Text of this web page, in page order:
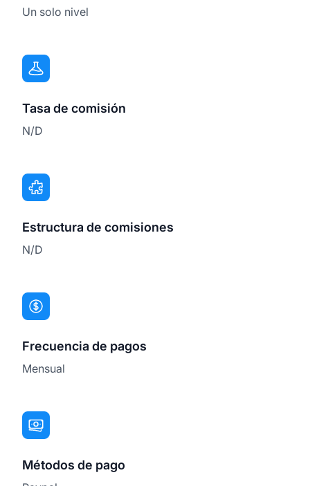
Un solo nivel
Tasa de comisión
N/D
Estructura de comisiones
N/D
Frecuencia de pagos
Mensual
Métodos de pago